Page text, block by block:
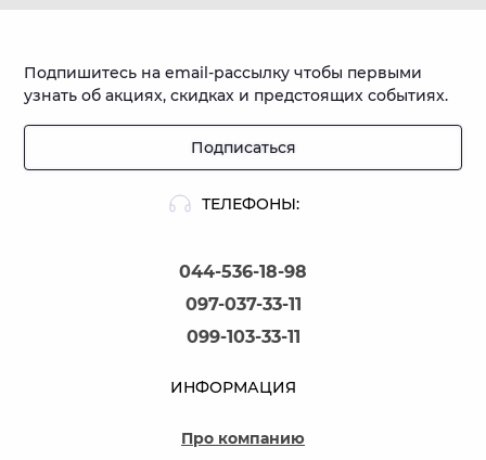
ТЕЛЕФОНЫ:
044-536-18-98
097-037-33-11
099-103-33-11
Подпишитесь на email-рассылку чтобы первыми
узнать об акциях, скидках и предстоящих событиях.
Подписаться
ИНФОРМАЦИЯ
Про компанию